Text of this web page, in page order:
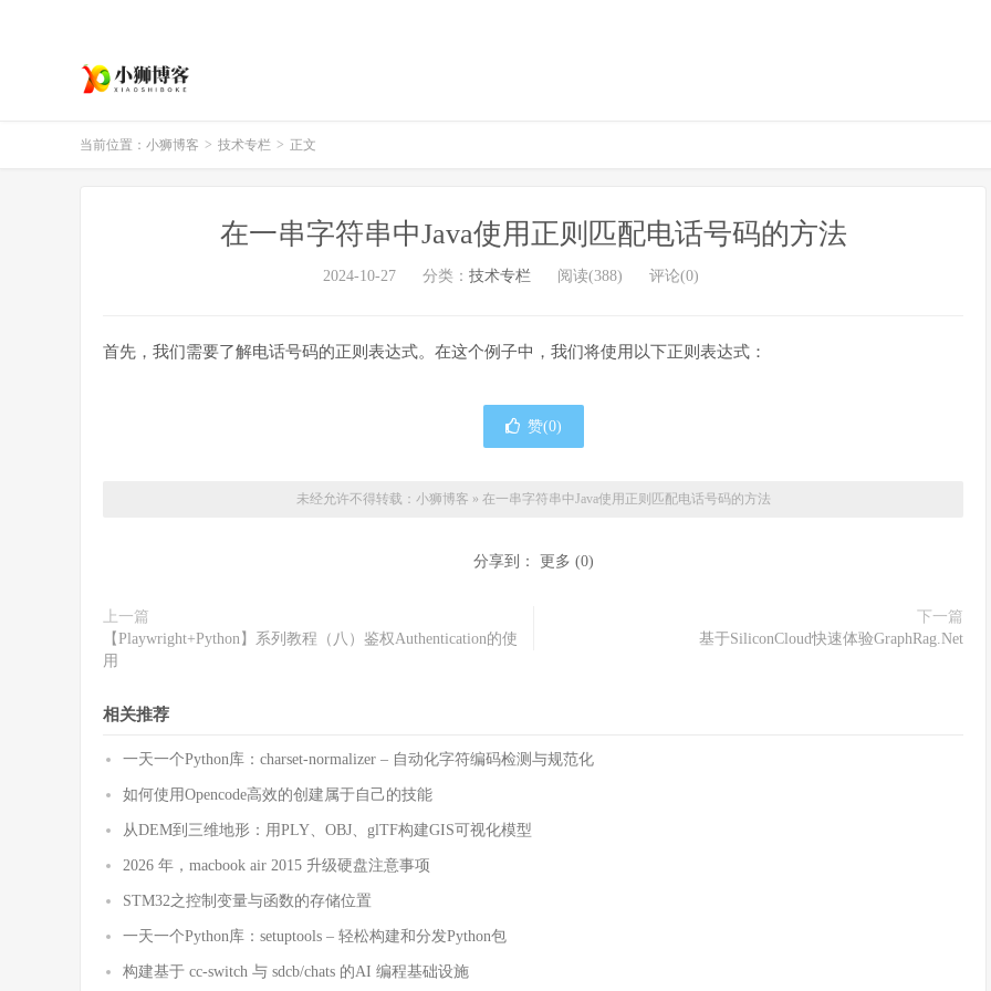
当前位置： 小狮博客 > 技术专栏 > 正文
在一串字符串中Java使用正则匹配电话号码的方法
2024-10-27 分类： 技术专栏 阅读(388) 评论(0)
首先，我们需要了解电话号码的正则表达式。在这个例子中，我们将使用以下正则表达式：
赞(0)
未经允许不得转载： 小狮博客 » 在一串字符串中Java使用正则匹配电话号码的方法
分享到： 更多 (0)
上一篇
【Playwright+Python】系列教程（八）鉴权Authentication的使
用
下一篇
基于SiliconCloud快速体验GraphRag.Net
相关推荐
一天一个Python库：charset-normalizer – 自动化字符编码检测与规范化
如何使用Opencode高效的创建属于自己的技能
从DEM到三维地形：用PLY、OBJ、glTF构建GIS可视化模型
2026 年，macbook air 2015 升级硬盘注意事项
STM32之控制变量与函数的存储位置
一天一个Python库：setuptools – 轻松构建和分发Python包
构建基于 cc-switch 与 sdcb/chats 的AI 编程基础设施